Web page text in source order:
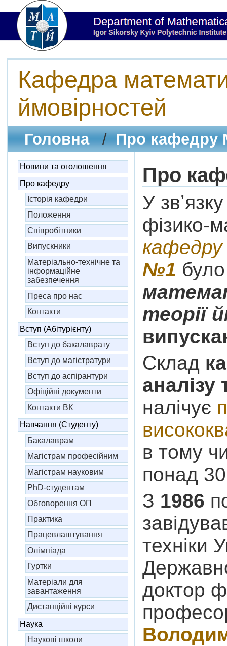
Кафедра
ймовірностей
Головна / Про кафедру
Новини та оголошення
Про кафедру
Історія кафедри
Положення
Співробітники
Випускники
Матеріально-технічне та
інформаційне
забезпечення
Преса про нас
Контакти
Вступ (Абітурієнту)
Вступ до бакалаврату
Вступ до магістратури
Вступ до аспірантури
Офіційні документи
Контакти ВК
Навчання (Студенту)
Бакалаврам
Магістрам професійним
Магістрам науковим
PhD-студентам
Обговорення ОП
Практика
Працевлаштування
Олімпіада
Гуртки
Матеріали для
завантаження
Дистанційні курси
Наука
Наукові школи
Про
У
фізико-
№1
теорії
Склад
аналізу
налічує
в тому
понад
З 1986
техніки
доктор